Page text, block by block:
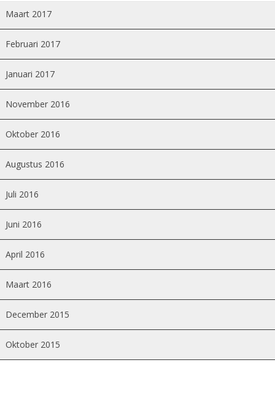
Maart 2017
Februari 2017
Januari 2017
November 2016
Oktober 2016
Augustus 2016
Juli 2016
Juni 2016
April 2016
Maart 2016
December 2015
Oktober 2015